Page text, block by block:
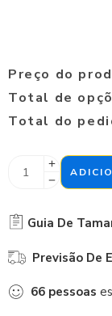
Preço do
Total de
Total do
Guia De
Previsão De
66 pessoas